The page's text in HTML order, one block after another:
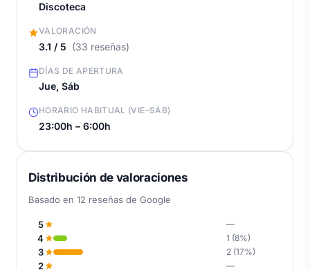
Discoteca
VALORACIÓN
3.1 / 5 (33 reseñas)
DÍAS DE APERTURA
Jue, Sáb
HORARIO HABITUAL (VIE–SÁB)
23:00h – 6:00h
Distribución de valoraciones
Basado en 12 reseñas de Google
5 —
4 1 (8%)
3 2 (17%)
2 —